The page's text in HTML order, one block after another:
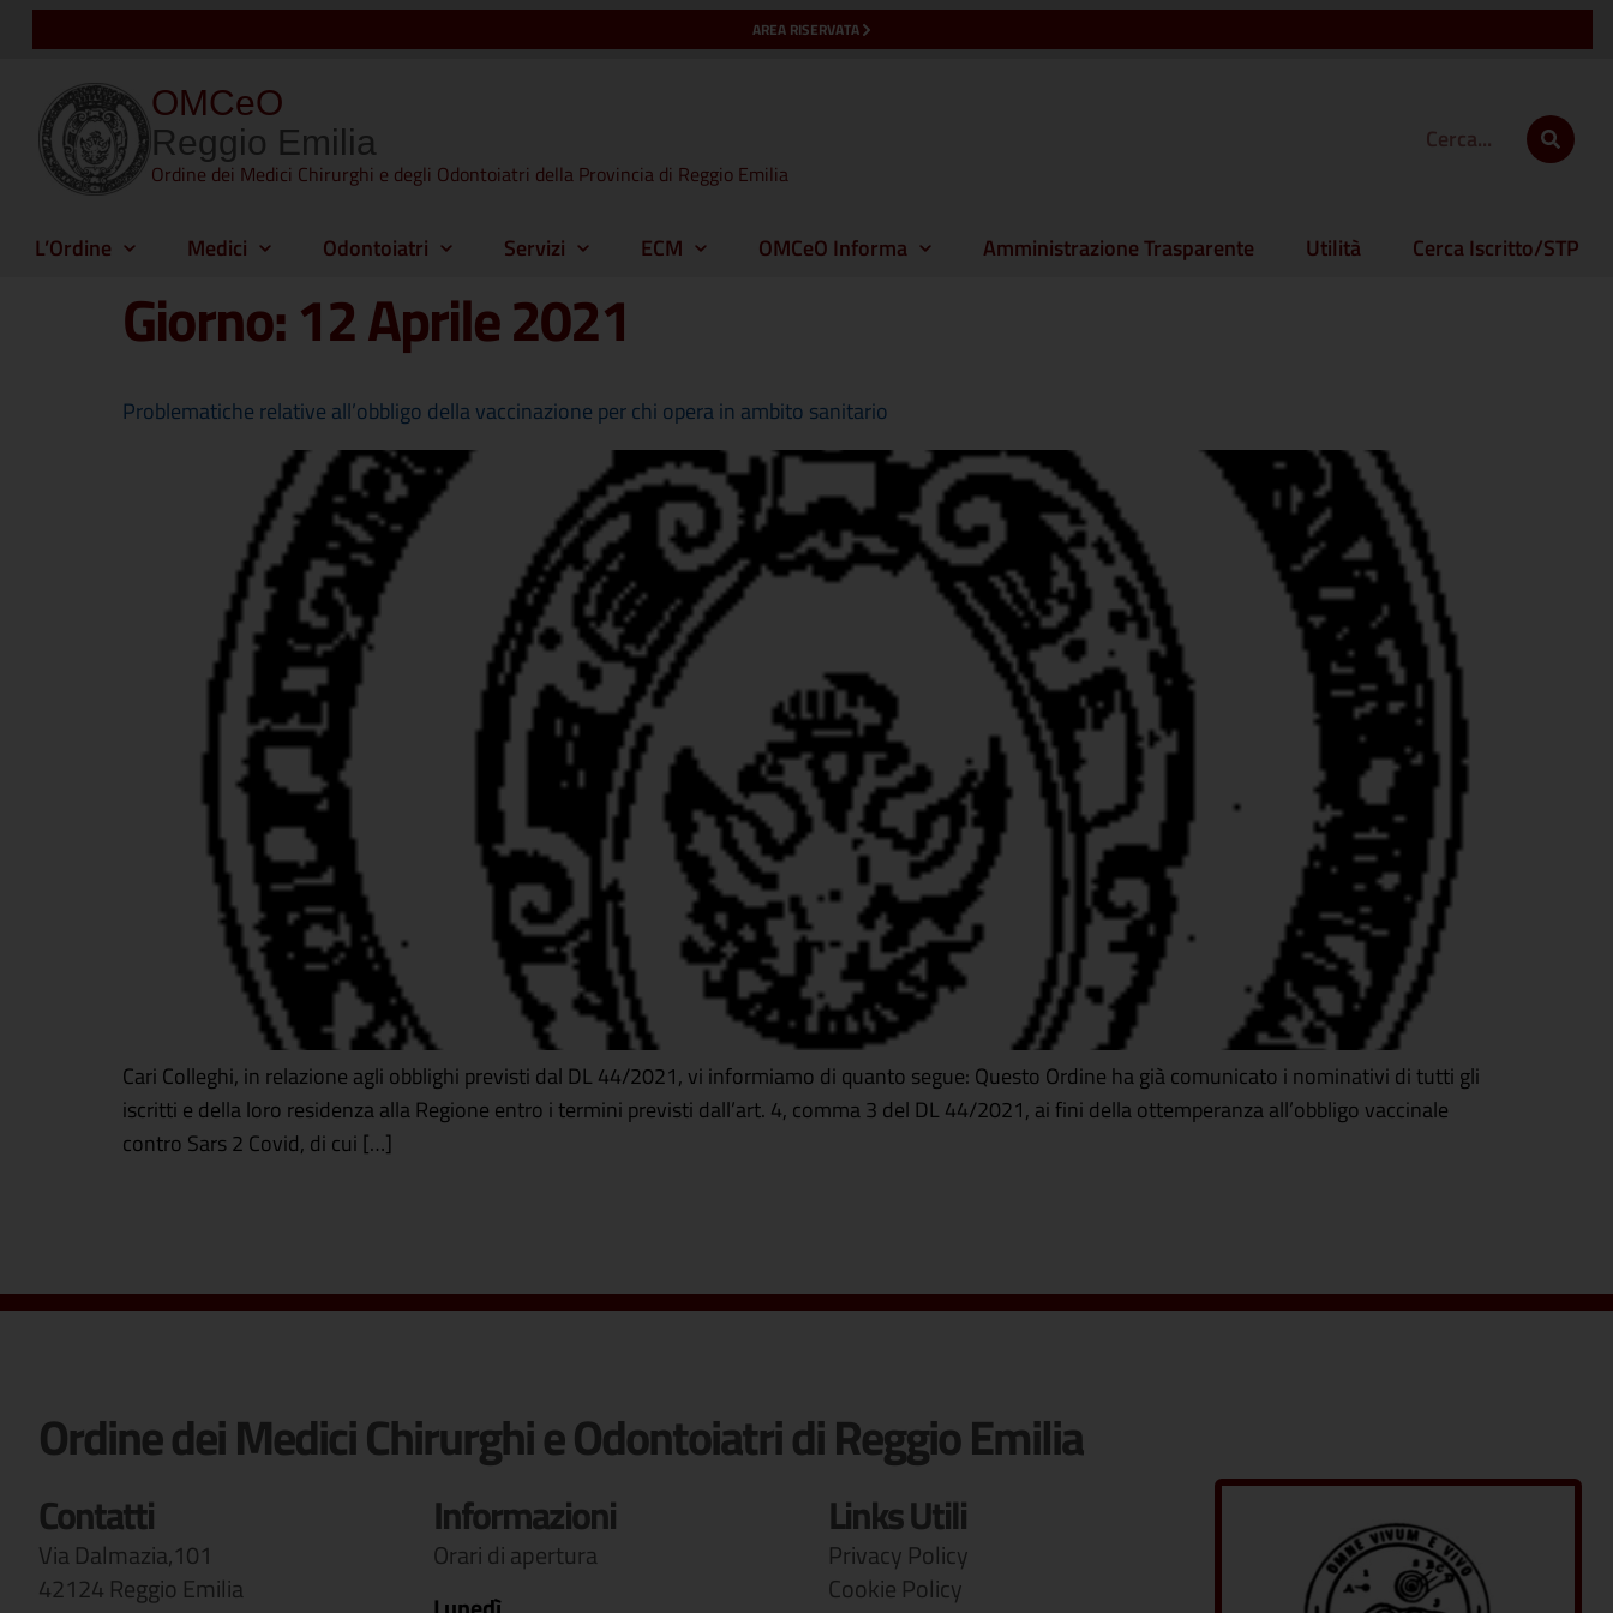
AREA RISERVATA
OMCeO
Reggio Emilia
Ordine dei Medici Chirurghi e degli Odontoiatri della Provincia di Reggio Emilia
L’Ordine Medici Odontoiatri Servizi ECM OMCeO Informa Amministrazione Trasparente Utilità Cerca Iscritto/STP
Giorno:12 Aprile 2021
Problematiche relative all’obbligo della vaccinazione per chi opera in ambito sanitario
Cari Colleghi, in relazione agli obblighi previsti dal DL 44/2021, vi informiamo di quanto segue: Questo Ordine ha già comunicato i nominativi di tutti gli
iscritti e della loro residenza alla Regione entro i termini previsti dall’art. 4, comma 3 del DL 44/2021, ai fini della ottemperanza all’obbligo vaccinale
contro Sars 2 Covid, di cui […]
Ordine dei Medici Chirurghi e Odontoiatri di Reggio Emilia
Contatti
Via Dalmazia,101
42124 Reggio Emilia
Informazioni
Orari di apertura
Links Utili
Privacy Policy
Cookie Policy